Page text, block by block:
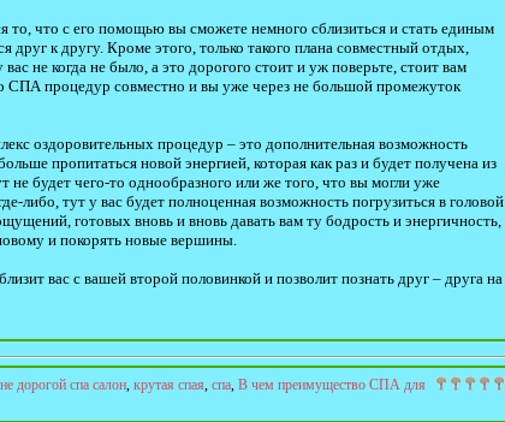
то, что с его помощью вы сможете немного сблизиться и стать единым
друг к другу. Кроме этого, только такого плана совместный отдых,
не когда не было, а это дорогого стоит и уж поверьте, стоит вам
СПА процедур совместно и вы уже через не большой промежуток
оздоровительных процедур – это дополнительная возможность
пропитаться новой энергией, которая как раз и будет получена из
будет чего-то однообразного или же того, что вы могли уже
либо, тут у вас будет полноценная возможность погрузиться в головой
готовых вновь и вновь давать вам ту бодрость и энергичность,
и покорять новые вершины.
вас с вашей второй половинкой и позволит познать друг – друга на
не дорогой спа салон, крутая спая, спа, В чем преимущество СПА для